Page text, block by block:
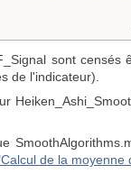
sont
de l'indicateur).
de la moyenne